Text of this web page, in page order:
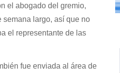
el abogado del gremio,
semana largo, así que no
el representante de las
fue enviada al área de